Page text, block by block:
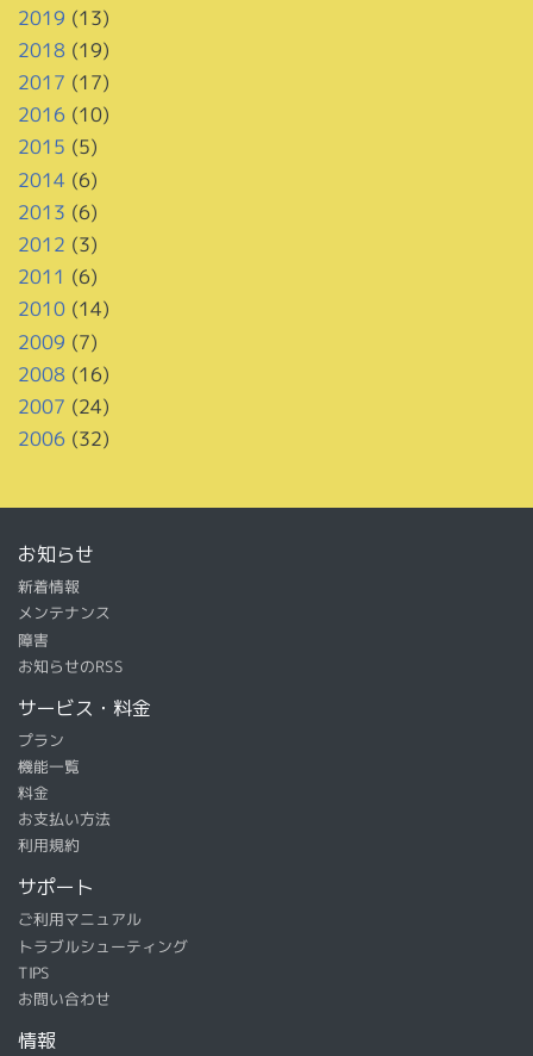
2019 (13)
2018 (19)
2017 (17)
2016 (10)
2015 (5)
2014 (6)
2013 (6)
2012 (3)
2011 (6)
2010(14)
2009 (7)
2008 (16)
2007 (24)
2006 (32)
お知らせ
新着情報
メンテナンス
障害
お知らせのRSS
サービス・料金
プラン
機能一覧
料金
お支払い方法
利用規約
サポート
ご利用マニュアル
トラブルシューティング
TIPS
お問い合わせ
情報